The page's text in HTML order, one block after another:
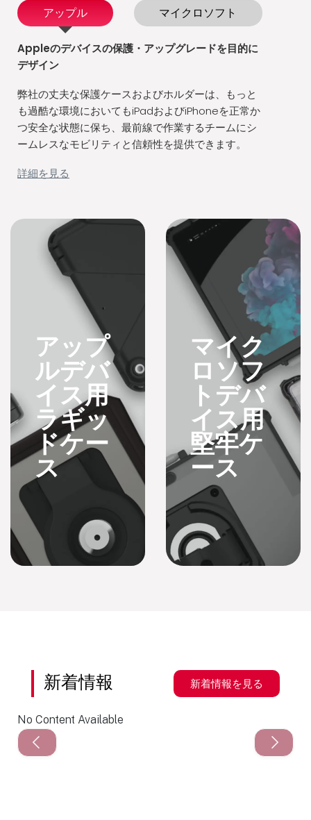
アップル マイクロソフト
Appleのデバイスの保護・アップグレードを目的に
デザイン
弊社の丈夫な保護ケースおよびホルダーは、もっと
も過酷な環境においてもiPadおよびiPhoneを正常か
つ安全な状態に保ち、最前線で作業するチームにシ
ームレスなモビリティと信頼性を提供できます。
詳細を見る
アップ
ルデバ
イス用
ラギッ
ドケー
ス
アップルデ
は、Apple社製デバ
イス向けに高い保
護性能を持つソリ
ューションをカス
タマイズしてお
り、過酷な環境に
おいても安定した
職務遂行を可能に
し、最前線のモビ
リティを全面的に
強化しています。
クローズド型iOSア
ーキテクチャ、
ABM/MDMおよび
オンプレミス型AIを
結びつけ、専用の
SOPモデルを導入
して情報セキュリ
ティの強化およびIT
管理の簡素化を行
い、効率的で安定
した現場動作体系
の構築をサポート
マイク
ロソフ
トデバ
イス用
堅牢ケ
ース
新着情報 新着情報を見る
No Content Available